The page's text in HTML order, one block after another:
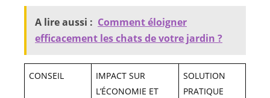
A lire aussi : Comment éloigner
efficacement les chats de votre jardin ?
CONSEIL
IMPACT SUR
L’ÉCONOMIE ET
SOLUTION
PRATIQUE